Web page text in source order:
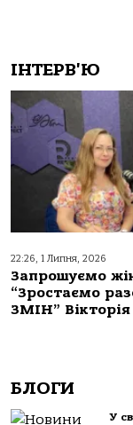
ІНТЕРВ'Ю
22:26, 1 Липня, 2026
Запрошуємо
“Зростаємо
ЗМІН”
БЛОГИ
У